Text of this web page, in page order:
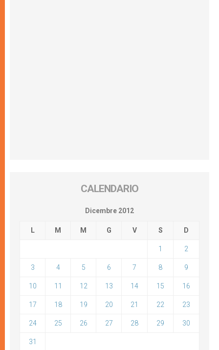
CALENDARIO
Dicembre 2012
L M M G V S D
1 2
3 4 5 6 7 8 9
10 11 12 13 14 15 16
17 18 19 20 21 22 23
24 25 26 27 28 29 30
31